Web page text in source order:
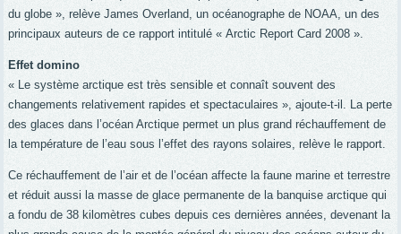
du globe », relève James Overland, un océanographe de NOAA, un des
principaux auteurs de ce rapport intitulé « Arctic Report Card 2008 ».
Effet domino
« Le système arctique est très sensible et connaît souvent des
changements relativement rapides et spectaculaires », ajoute-t-il. La perte
des glaces dans l’océan Arctique permet un plus grand réchauffement de
la température de l’eau sous l’effet des rayons solaires, relève le rapport.
Ce réchauffement de l’air et de l’océan affecte la faune marine et terrestre
et réduit aussi la masse de glace permanente de la banquise arctique qui
a fondu de 38 kilomètres cubes depuis ces dernières années, devenant la